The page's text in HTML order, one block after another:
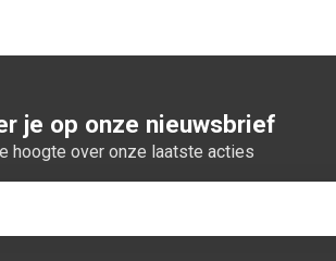
je op onze nieuwsbrief
hoogte over onze laatste acties